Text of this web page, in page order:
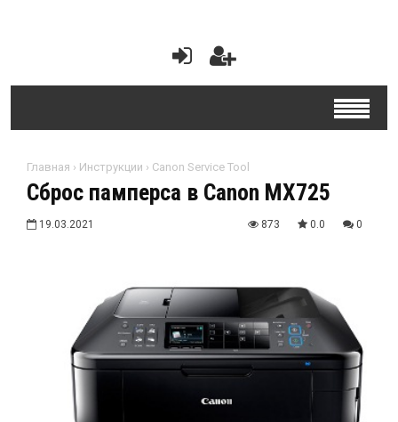
Главная › Инструкции › Canon Service Tool
Сброс памперса в Canon MX725
19.03.2021 873 0.0 0